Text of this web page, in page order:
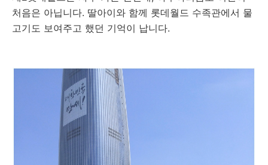
처음은 아닙니다. 딸아이와 함께 롯데월드 수족관에서 물
고기도 보여주고 했던 기억이 납니다.